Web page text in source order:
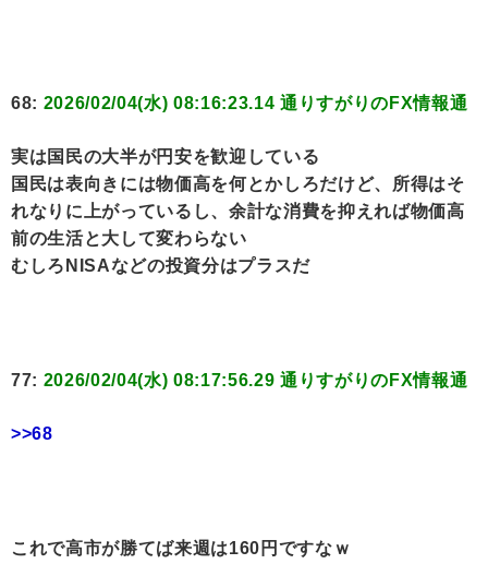
68: 2026/02/04(水) 08:16:23.14 通りすがりのFX情報通
実は国民の大半が円安を歓迎している
国民は表向きには物価高を何とかしろだけど、所得はそ
れなりに上がっているし、余計な消費を抑えれば物価高
前の生活と大して変わらない
むしろNISAなどの投資分はプラスだ
77: 2026/02/04(水) 08:17:56.29 通りすがりのFX情報通
>>68
これで高市が勝てば来週は160円ですなｗ